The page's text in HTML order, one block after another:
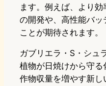
ます。例えば、より
の開発や、高性能バ
ことが期待されます。
ガブリエラ・S・シュ
植物が日焼けから守る
作物収量を増やす新